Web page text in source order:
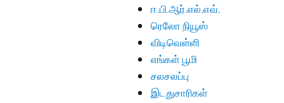
ஈ.பி.ஆர்.எல்.எவ்.
ரெலோ நியூஸ்
விடிவெள்ளி
எங்கள் பூமி
சலசலப்பு
இடதுசாரிகள்